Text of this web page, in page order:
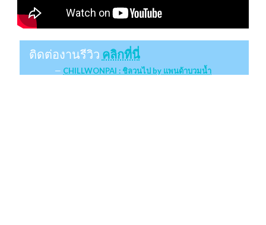
ติดต่องานรีวิว คลิกที่นี่
CHILLWONPAI : ชิลวนไป by แพนด้าบวมน้ำ